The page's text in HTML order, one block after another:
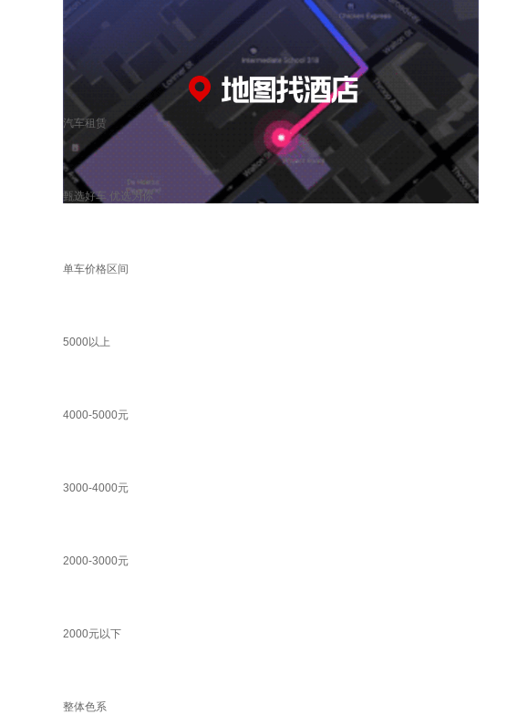
汽车租赁
甄选好车 优选为你
单车价格区间
5000以上
4000-5000元
3000-4000元
2000-3000元
2000元以下
整体色系